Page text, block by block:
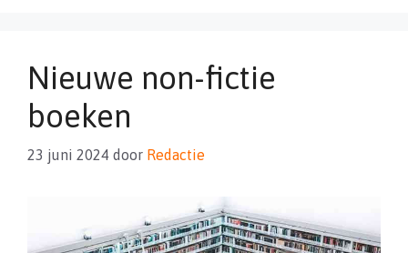
Nieuwe non-fictie
boeken
23 juni 2024 door Redactie